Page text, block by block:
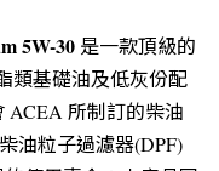
5W-30 是一款頂級的
類基礎油及低灰份配
ACEA 所制訂的柴油
油粒子過濾器(DPF)